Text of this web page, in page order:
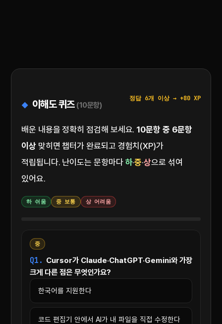
이해도 퀴즈 (10문항)
정답 6개 이상 → +80 XP
배운 내용을 정확히 점검해 보세요. 10문항 중 6문항
이상맞히면 챕터가 완료되고 경험치(XP)가
적립됩니다. 난이도는 문항마다 하·중·상으로 섞여
있어요.
하 쉬움 중 보통 상 어려움
중
Q1. Cursor가 Claude·ChatGPT·Gemini와 가장
크게 다른 점은 무엇인가요?
한국어를 지원한다
코드 편집기 안에서 AI가 내 파일을 직접 수정한다